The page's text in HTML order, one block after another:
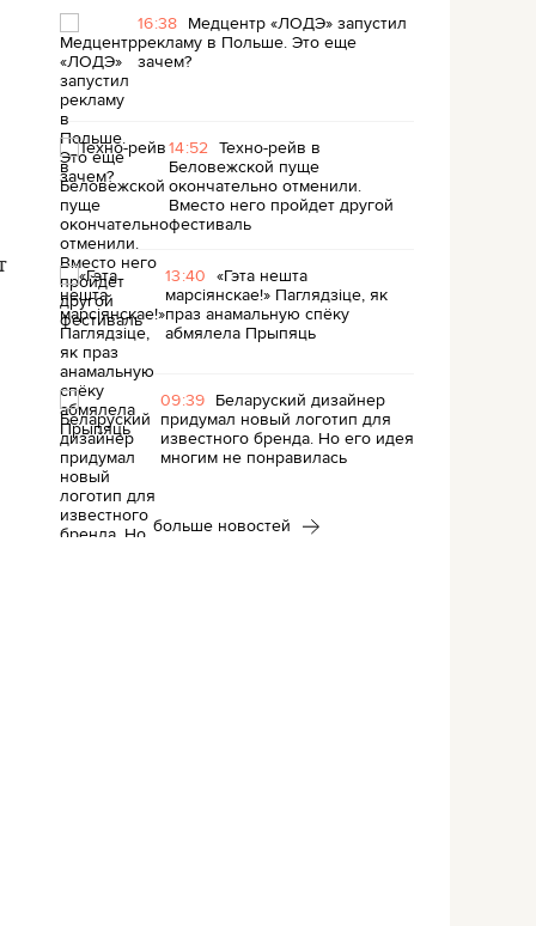
16:38 Медцентр «ЛОДЭ» запустил
рекламу в Польше. Это еще
зачем?
14:52 Техно-рейв в
Беловежской пуще
окончательно отменили.
Вместо него пройдет другой
фестиваль
13:40 «Гэта нешта
марсіянскае!» Паглядзіце, як
праз анамальную спёку
абмялела Прыпяць
09:39 Беларуский дизайнер
придумал новый логотип для
известного бренда. Но его идея
многим не понравилась
больше новостей